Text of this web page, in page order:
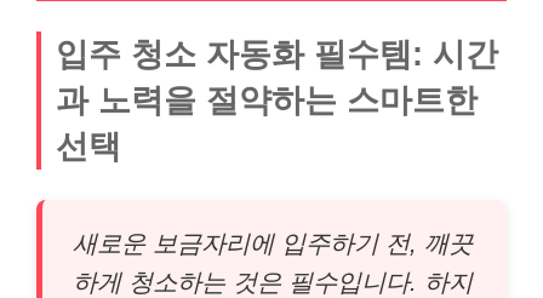
입주 청소 자동화 필수템: 시간
과 노력을 절약하는 스마트한
선택
새로운 보금자리에 입주하기 전, 깨끗
하게 청소하는 것은 필수입니다. 하지